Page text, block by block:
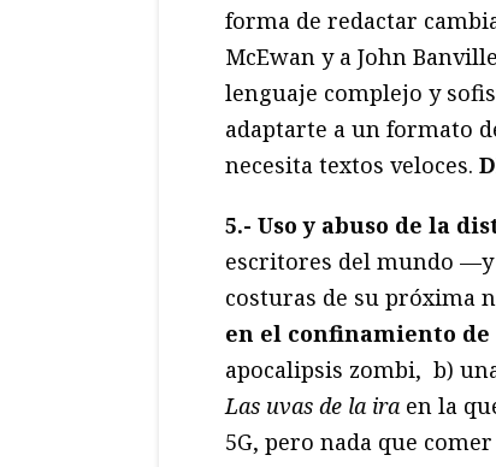
forma de redactar
McEwan y a John
lenguaje complejo y
adaptarte a un formato
necesita textos veloces.
5.- Uso y abuso de la
escritores del mundo
costuras de su próxima
en el confinamiento de
apocalipsis zombi, b)
Las uvas de la ira en la
5G, pero nada que